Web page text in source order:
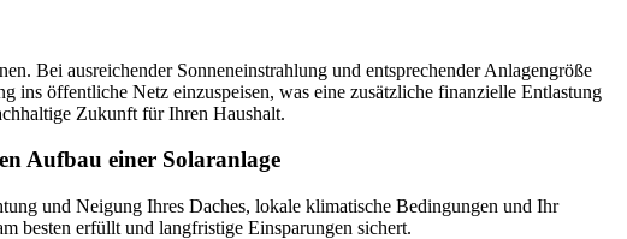
Bei ausreichender Sonneneinstrahlung und entsprechender Anlagengröße
ins öffentliche Netz einzuspeisen, was eine zusätzliche finanzielle Entlastung
Zukunft für Ihren Haushalt.
und Neigung Ihres Daches, lokale klimatische Bedingungen und Ihr
besten erfüllt und langfristige Einsparungen sichert.